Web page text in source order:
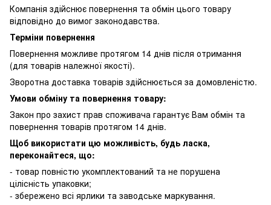
Компанія здійснює повернення та обмін цього товару
відповідно до вимог законодавства.
Терміни повернення
Повернення можливе протягом 14 днів після отримання
(для товарів належної якості).
Зворотна доставка товарів здійснюється за домовленістю.
Умови обміну та повернення товару:
Закон про захист прав споживача гарантує Вам обмін та
повернення товарів протягом 14 днів.
Щоб використати цю можливість, будь ласка,
переконайтеся, що:
- товар повністю укомплектований та не порушена
цілісність упаковки;
- збережено всі ярлики та заводське маркування.